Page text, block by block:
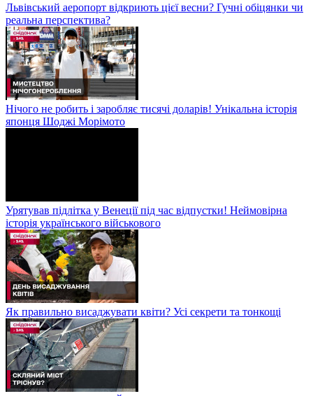
Львівський аеропорт відкриють цієї весни? Гучні обіцянки чи
реальна перспектива?
Нічого не робить і заробляє тисячі доларів! Унікальна історія
японця Шоджі Морімото
Урятував підлітка у Венеції під час відпустки! Неймовірна
історія українського військового
Як правильно висаджувати квіти? Усі секрети та тонкощі